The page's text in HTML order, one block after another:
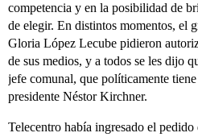
competencia y en la posibilidad de
de elegir. En distintos momentos, el
Gloria López Lecube pidieron
de sus medios, y a todos se les dijo
jefe comunal, que políticamente
presidente Néstor Kirchner.
Telecentro había ingresado el